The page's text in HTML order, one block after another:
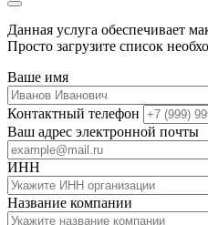
Данная услуга обеспечивает
Просто загрузите список
Ваше имя
Контактный телефон
Ваш адрес электронной почты
ИНН
Название компании